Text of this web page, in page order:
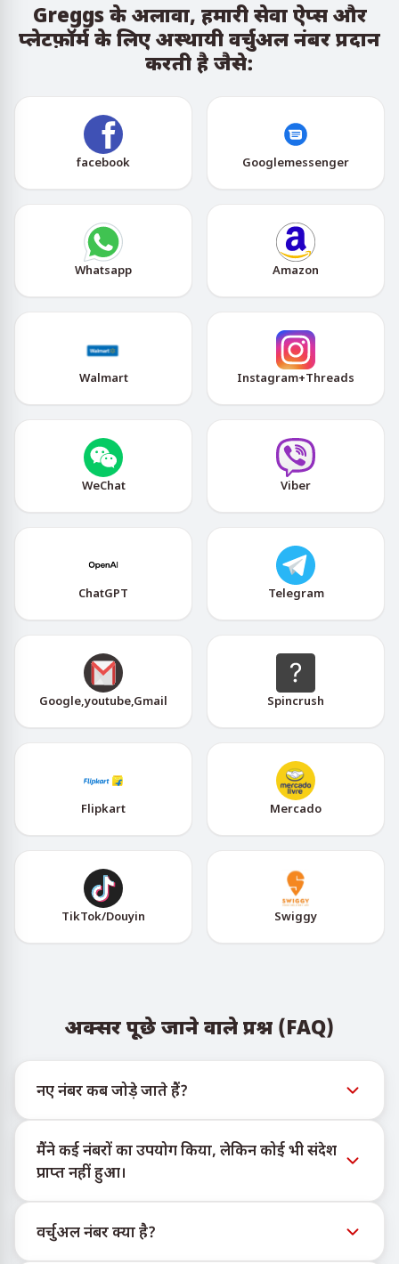
Greggs के अलावा, हमारी सेवा ऐप्स और
प्लेटफ़ॉर्म के लिए अस्थायी वर्चुअल नंबर प्रदान
करती है जैसे:
facebook Googlemessenger
Whatsapp Amazon
Walmart Instagram+Threads
WeChat Viber
ChatGPT Telegram
Google,youtube,Gmail Spincrush
Flipkart Mercado
TikTok/Douyin Swiggy
अक्सर पूछे जाने वाले प्रश्न (FAQ)
नए नंबर कब जोड़े जाते हैं?
Telegram बोट @TigerSMSofficial_bot के माध्यम से देखी जा
सकती है। यह चैनल समय पर अपडेट देता है ताकि उपयोगकर्ता
नवीनतम नंबर इन्वेंट्री तक पहुँच सकें।
मैंने कई नंबरों का उपयोग किया, लेकिन कोई भी संदेश
प्राप्त नहीं हुआ।
नहीं दे सकते। विभिन्न सेवा एल्गोरिदम कई कारणों से अस्थायी नंबरों
पर संदेशों की डिलीवरी को रोक सकते हैं। सफल डिलीवरी की
वर्चुअल नंबर क्या है?